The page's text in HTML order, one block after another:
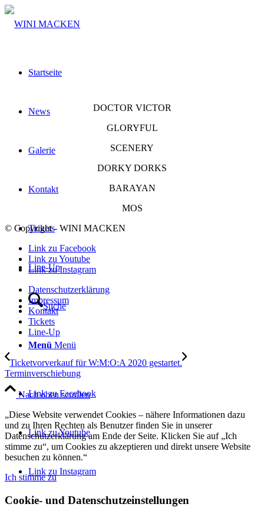
Startseite
News
Galerie
Kontakt
Tickets
Line-Up
Suche
Menü Menü
Link zu Facebook
Link zu Youtube
Link zu Instagram
DOCTOR VICTOR
GLORYFUL
SCENERY
DORKY DORKS
BARAYAN
MOS
© Copyright - WINI MACKEN
Link zu Facebook
Link zu Youtube
Link zu Instagram
Datenschutzerklärung
Impressum
Kontakt
Tickets
Line-Up
Ticketvorverkauf für W:M:O:A 2020 gestartet.
Terminverschiebung
Nach oben scrollen
„Diese Website verwendet Cookies – nähere Informationen dazu
und zu Ihren Rechten als Benutzer finden Sie in unserer
Datenschutzerklärung am Ende der Seite. Klicken Sie auf „Ich
stimme zu“, um Cookies zu akzeptieren und direkt unsere Website
besuchen zu können.“
Ich stimme zu
Cookie- und Datenschutzeinstellungen